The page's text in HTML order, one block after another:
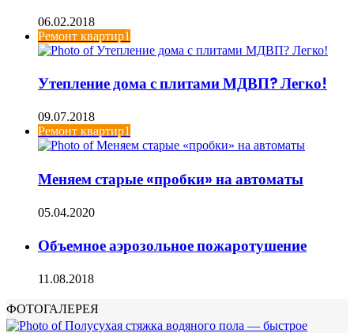
06.02.2018
Ремонт квартир1
Утепление дома с плитами МДВП? Легко!
09.07.2018
Ремонт квартир1
Меняем старые «пробки» на автоматы
05.04.2020
Объемное аэрозольное пожаротушение
11.08.2018
ФОТОГАЛЕРЕЯ